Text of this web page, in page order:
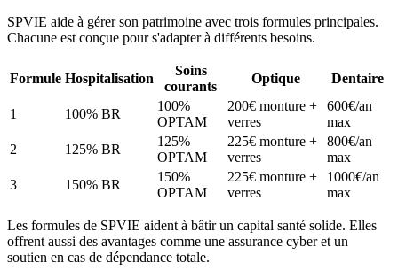
SPVIE aide à gérer son patrimoine avec trois formules principales.
Chacune est conçue pour s'adapter à différents besoins.
Formule Hospitalisation
Soins
courants
Optique Dentaire
1 100% BR
100%
OPTAM
200€ monture +
verres
600€/an
max
2
125% BR
125%
OPTAM
225€ monture +
verres
800€/an
max
3
150% BR
150%
OPTAM
225€ monture +
verres
1000€/an
max
Les formules de SPVIE aident à bâtir un capital santé solide. Elles
offrent aussi des avantages comme une assurance cyber et un
soutien en cas de dépendance totale.